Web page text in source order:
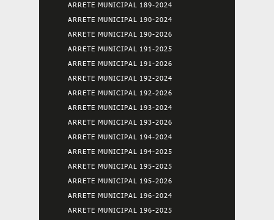
ARRETE MUNICIPAL 189-2024
ARRETE MUNICIPAL 190-2024
ARRETE MUNICIPAL 190-2026
ARRETE MUNICIPAL 191-2025
ARRETE MUNICIPAL 191-2026
ARRETE MUNICIPAL 192-2024
ARRETE MUNICIPAL 192-2026
ARRETE MUNICIPAL 193-2024
ARRETE MUNICIPAL 193-2026
ARRETE MUNICIPAL 194-2024
ARRETE MUNICIPAL 194-2025
ARRETE MUNICIPAL 195-2025
ARRETE MUNICIPAL 195-2026
ARRETE MUNICIPAL 196-2024
ARRETE MUNICIPAL 196-2025